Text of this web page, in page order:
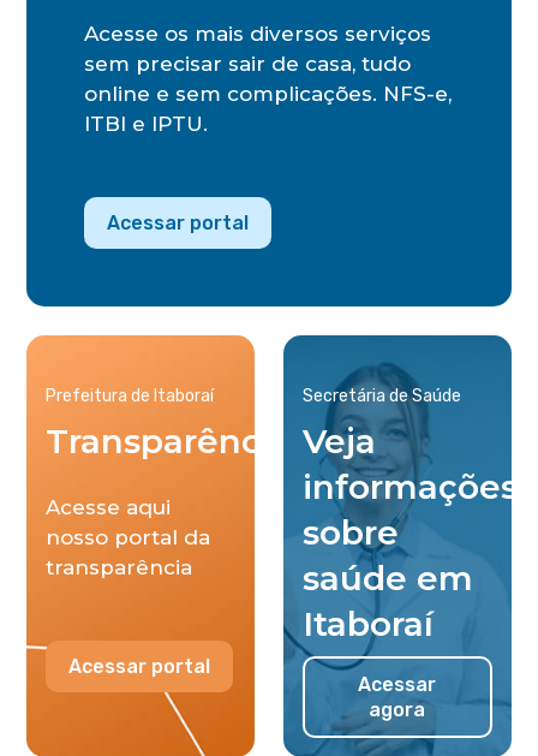
Acesse os mais diversos serviços
sem precisar sair de casa, tudo
online e sem complicações. NFS-e,
ITBI e IPTU.
Acessar portal
Prefeitura de Itaboraí
Transparência
Acesse aqui
nosso portal da
transparência
Acessar portal
Secretária de Saúde
Veja
informações
sobre
saúde em
Itaboraí
Acessar
agora